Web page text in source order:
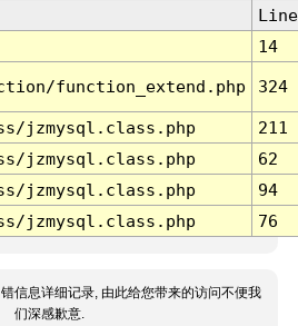
Line
14
function_extend.php 324
jzmysql.class.php
211
jzmysql.class.php
62
jzmysql.class.php
94
jzmysql.class.php 76
信息详细记录, 由此给您带来的访问不便我
们深感歉意.